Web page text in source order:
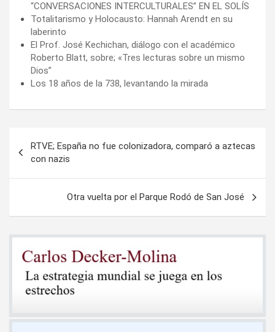
“CONVERSACIONES INTERCULTURALES” EN EL SOLÍS
Totalitarismo y Holocausto: Hannah Arendt en su
laberinto
El Prof. José Kechichan, diálogo con el académico
Roberto Blatt, sobre; «Tres lecturas sobre un mismo
Dios”
Los 18 años de la 738, levantando la mirada
de
entradas
RTVE; España no fue colonizadora, comparó a aztecas
con nazis
Otra vuelta por el Parque Rodó de San José